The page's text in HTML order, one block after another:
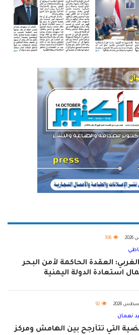
106
العقدة الحاكمة لأمن البحر
استعادة الدولة اليمنية
92
نعمان
التي تتأرجح بين الهامش ومركز